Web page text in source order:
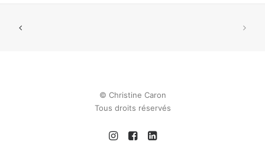
© Christine Caron
Tous droits réservés